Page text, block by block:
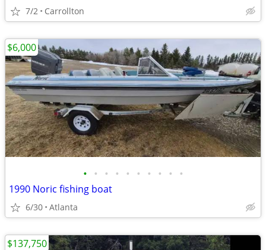
7/2 Carrollton
• • • • • • • • • •
1990 Noric fishing boat
6/30 Atlanta
$6,000
$137,750